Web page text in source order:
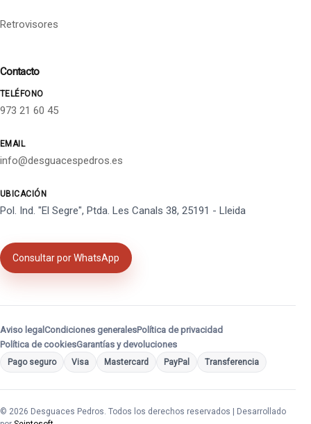
Retrovisores
Contacto
TELÉFONO
973 21 60 45
EMAIL
info@desguacespedros.es
UBICACIÓN
Pol. Ind. "El Segre", Ptda. Les Canals 38, 25191 - Lleida
Consultar por WhatsApp
Aviso legal Condiciones generalesPolítica de privacidad
Política de cookiesGarantías y devoluciones
Pago seguro Visa Mastercard PayPal Transferencia
© 2026 Desguaces Pedros. Todos los derechos reservados | Desarrollado